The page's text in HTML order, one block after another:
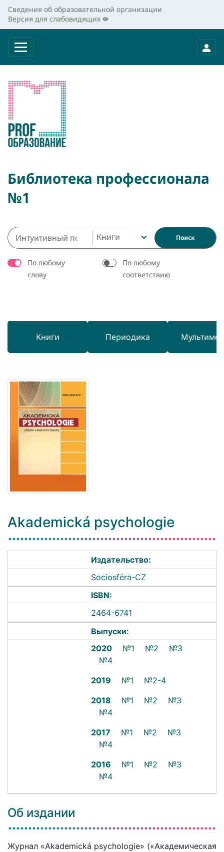
Сведения об образовательной организации
Версия для слабовидящих
Библиотека профессионала
№1
Книги Поиск
По любому
слову
По любому
соответствию
Книги Периодика
Akademická psychologie
Издательство:
Sociosféra-CZ
ISBN:
2464-6741
Выпуски:
2020
№1 №2
№3
№4
2019
№1
№2-4
2018
№1 №2
№3
№4
2017
№1 №2
№3
№4
2016
№1 №2
№3
№4
Об издании
Журнал «Akademická psychologie» («Академическая